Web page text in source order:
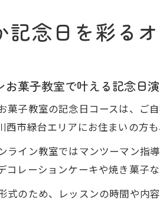
記念日を彩る
お菓子教室で叶える記念日
菓子教室の記念日コースは、ご
西市緑台エリアにお住まいの方
ライン教室ではマンツーマン指
コレーションケーキや焼き菓子
式のため、レッスンの時間や内